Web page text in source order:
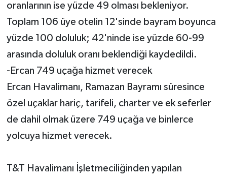
oranlarının ise yüzde 49 olması bekleniyor.
Toplam 106 üye otelin 12'sinde bayram boyunca
yüzde 100 doluluk; 42'ninde ise yüzde 60-99
arasında doluluk oranı beklendiği kaydedildi.
-Ercan 749 uçağa hizmet verecek
Ercan Havalimanı, Ramazan Bayramı süresince
özel uçaklar hariç, tarifeli, charter ve ek seferler
de dahil olmak üzere 749 uçağa ve binlerce
yolcuya hizmet verecek.
T&T Havalimanı İşletmeciliğinden yapılan